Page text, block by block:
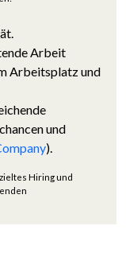
Arbeit
Arbeitsplatz und
und
).
Hiring und